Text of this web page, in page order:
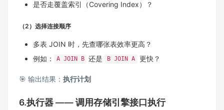
是否走覆盖索引（Covering Index）？
（2）选择连接顺序
多表 JOIN 时，先查哪张表效率更高？
例如：
A JOIN B 还是 B JOIN A 更快？
🎯 输出结果： 执行计划
6.执行器 —— 调用存储引擎接口执行